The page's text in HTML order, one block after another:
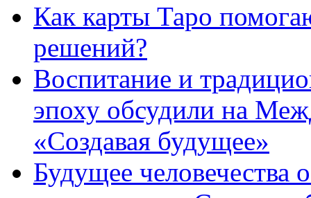
Как карты Таро
решений?
Воспитание и
эпоху обсудили на
«Создавая будущее»
Будущее